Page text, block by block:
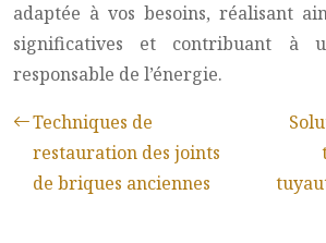
adaptée à vos besoins, réalisant
significatives et contribuant à
responsable de l’énergie.
Techniques de
restauration des joints
de briques anciennes